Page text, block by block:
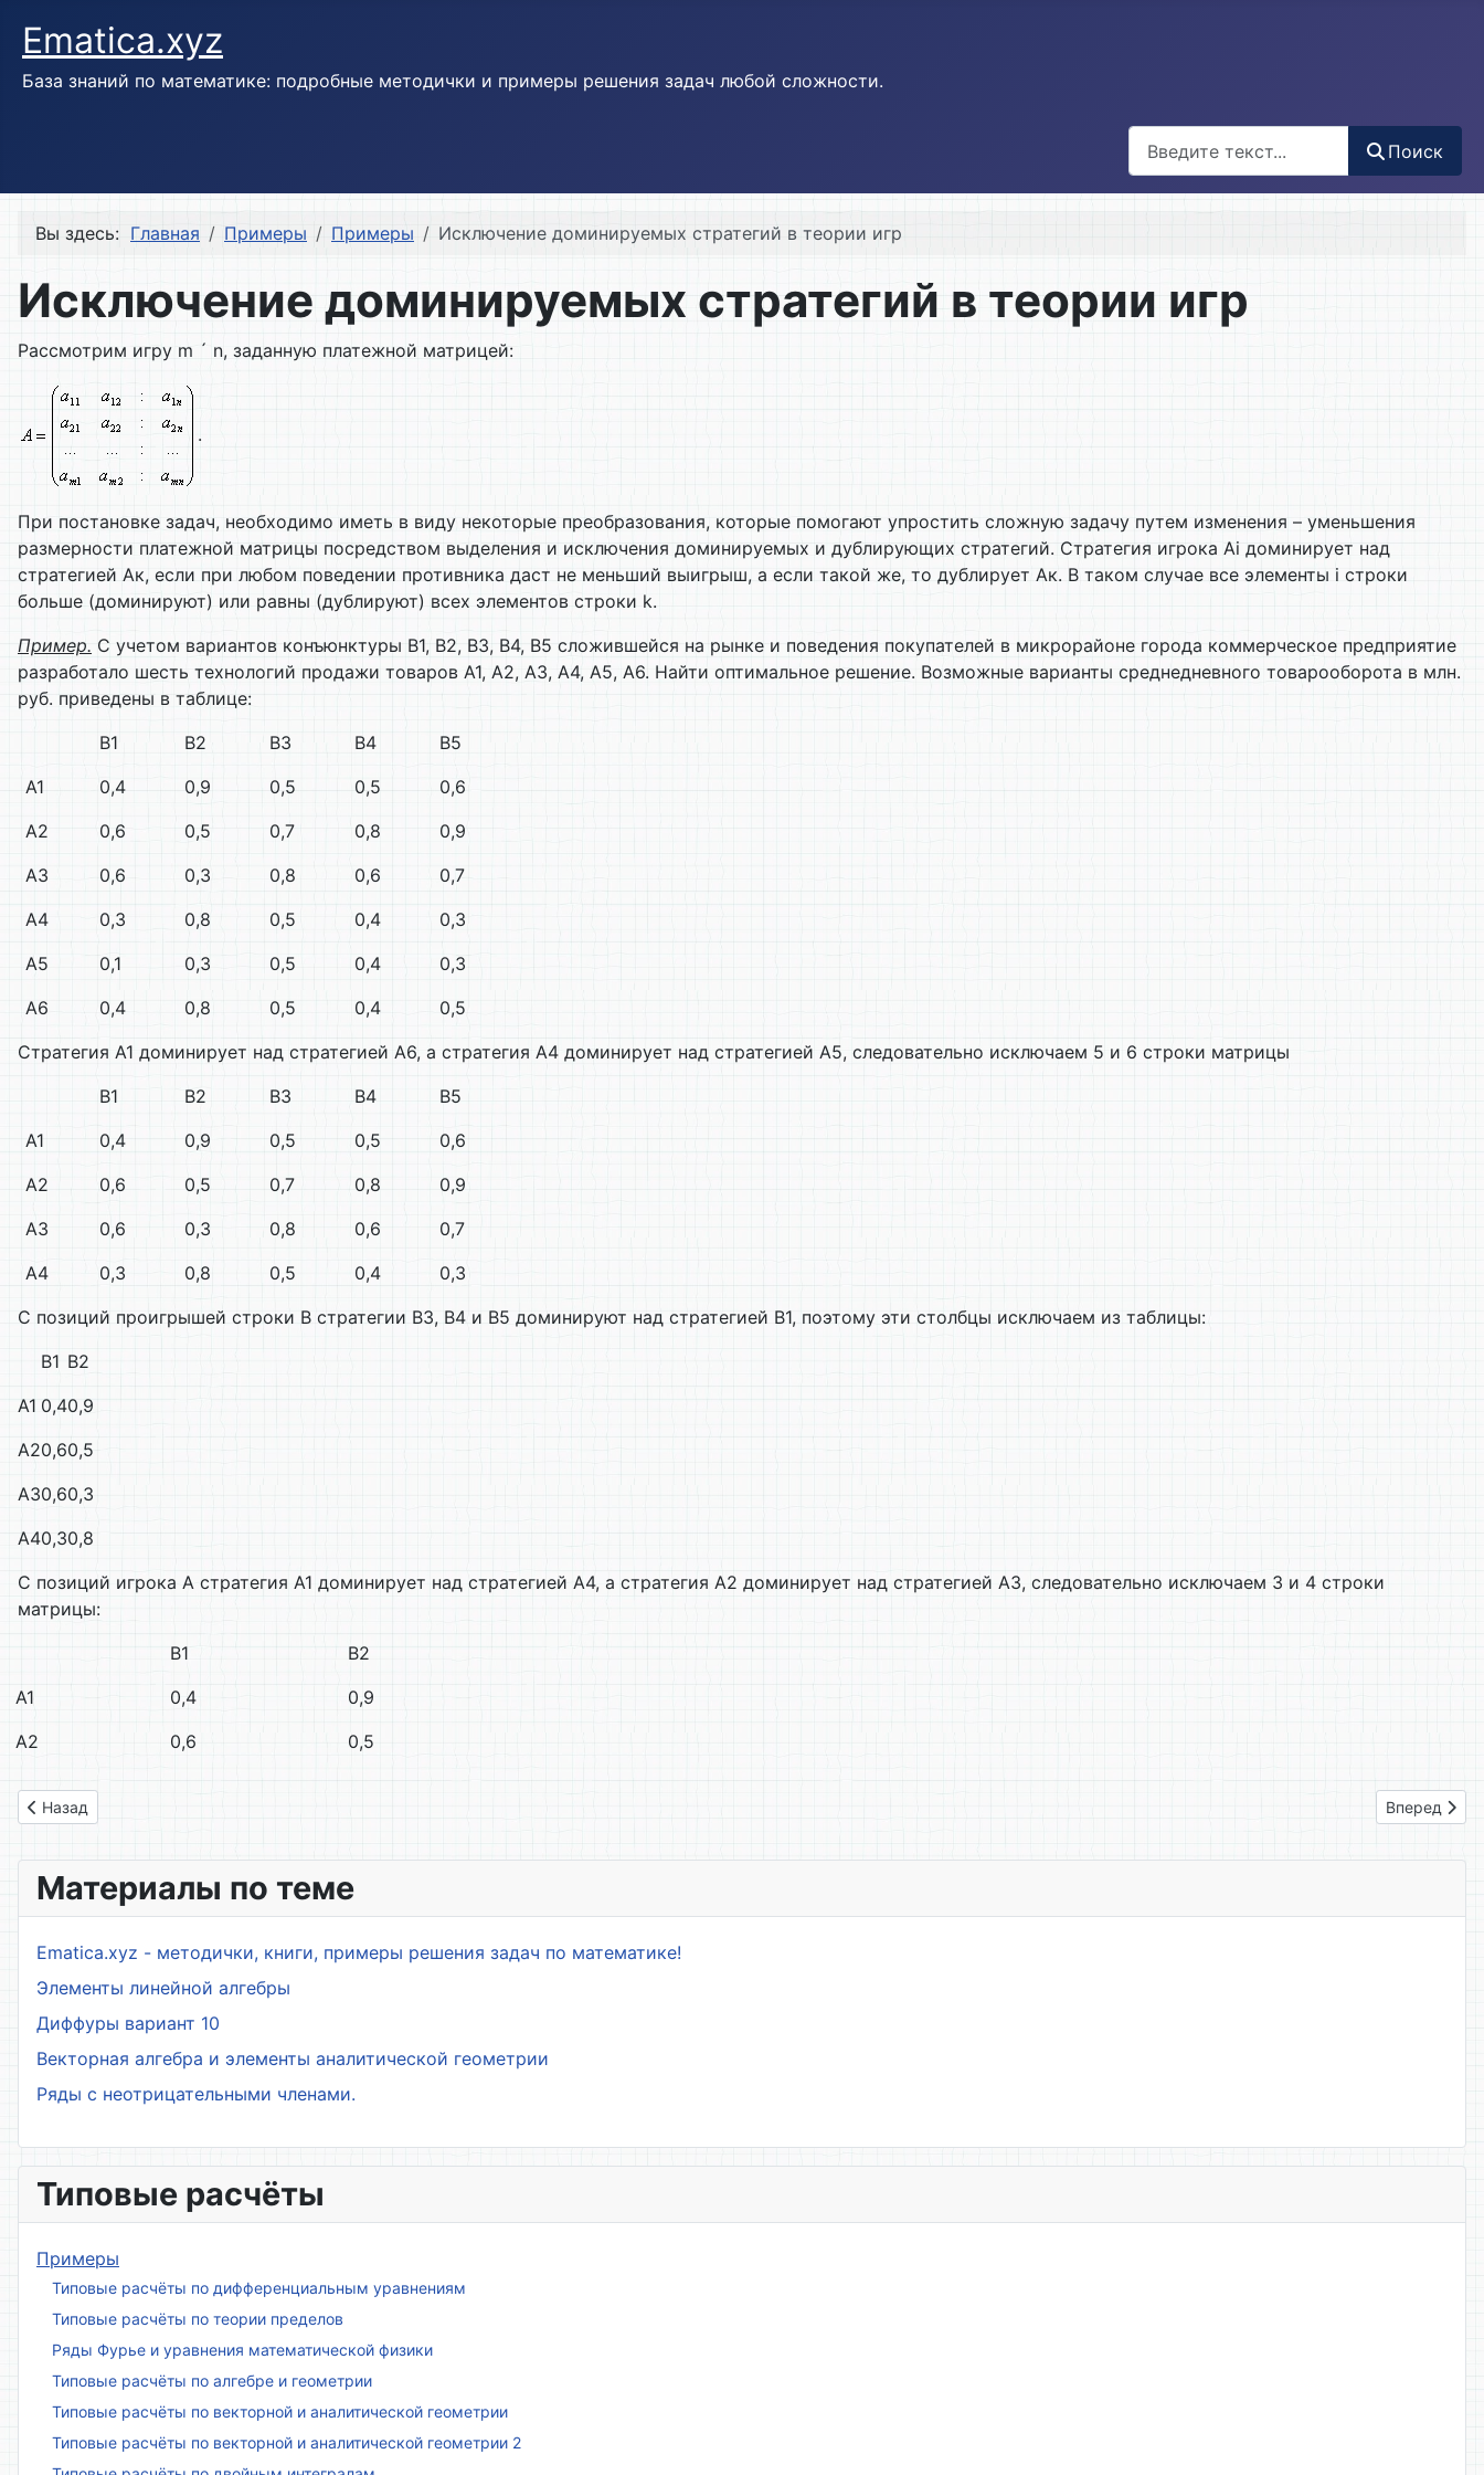
Ematica.xyz
База знаний по математике: подробные методички и примеры решения задач любой сложности.
Поиск
Вы здесь: Главная Примеры Примеры Исключение доминируемых стратегий в теории игр
Исключение доминируемых стратегий в теории игр
Рассмотрим игру m ´ n, заданную платежной матрицей:
.
При постановке задач, необходимо иметь в виду некоторые преобразования, которые помогают упростить сложную задачу путем изменения – уменьшения
размерности платежной матрицы посредством выделения и исключения доминируемых и дублирующих стратегий. Стратегия игрока Аi доминирует над
стратегией Ак, если при любом поведении противника даст не меньший выигрыш, а если такой же, то дублирует Ак. В таком случае все элементы i строки
больше (доминируют) или равны (дублируют) всех элементов строки k.
Пример. С учетом вариантов конъюнктуры В1, В2, В3, В4, В5 сложившейся на рынке и поведения покупателей в микрорайоне города коммерческое предприятие
разработало шесть технологий продажи товаров А1, А2, А3, А4, А5, А6. Найти оптимальное решение. Возможные варианты среднедневного товарооборота в млн.
руб. приведены в таблице:
В1
В2 В3 В4
В5
А1
0,4 0,9 0,5 0,5
0,6
А2
0,6 0,5 0,7 0,8
0,9
А3
0,6 0,3 0,8 0,6
0,7
А4
0,3 0,8 0,5 0,4
0,3
А5
0,1 0,3 0,5 0,4
0,3
А6
0,4 0,8 0,5 0,4
0,5
Стратегия А1 доминирует над стратегией А6, а стратегия А4 доминирует над стратегией А5, следовательно исключаем 5 и 6 строки матрицы
В1
В2 В3 В4
В5
А1
0,4 0,9 0,5 0,5
0,6
А2
0,6 0,5 0,7 0,8
0,9
А3
0,6 0,3 0,8 0,6
0,7
А4
0,3 0,8 0,5 0,4
0,3
С позиций проигрышей строки В стратегии В3, В4 и В5 доминируют над стратегией В1, поэтому эти столбцы исключаем из таблицы:
В1 В2
А1 0,40,9
А20,60,5
А30,60,3
А40,30,8
С позиций игрока А стратегия А1 доминирует над стратегией А4, а стратегия А2 доминирует над стратегией А3, следовательно исключаем 3 и 4 строки
матрицы:
В1
В2
А1
0,4
0,9
А2
0,6 0,5
Предыдущий: Интерполяционный многочлен лагранжа по равноотстоящим узлам
Назад Следующий:
Вперед
Материалы по теме
Ematica.xyz - методички, книги, примеры решения задач по математике!
Элементы линейной алгебры
Диффуры вариант 10
Векторная алгебра и элементы аналитической геометрии
Ряды с неотрицательными членами.
Типовые расчёты
Примеры
Типовые расчёты по дифференциальным уравнениям
Типовые расчёты по теории пределов
Ряды Фурье и уравнения математической физики
Типовые расчёты по алгебре и геометрии
Типовые расчёты по векторной и аналитической геометрии
Типовые расчёты по векторной и аналитической геометрии 2